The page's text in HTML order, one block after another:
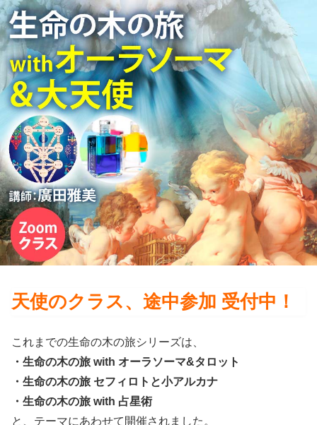
天使のクラス、途中参加 受付中！
これまでの生命の木の旅シリーズは、
・生命の木の旅 with オーラソーマ&タロット
・生命の木の旅 セフィロトと小アルカナ
・生命の木の旅 with 占星術
と、テーマにあわせて開催されました。